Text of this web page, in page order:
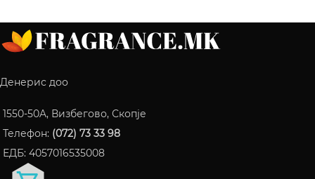
Денерис доо
1550-50A, Визбегово, Скопје
Телефон: (072) 73 33 98
ЕДБ: 4057016535008